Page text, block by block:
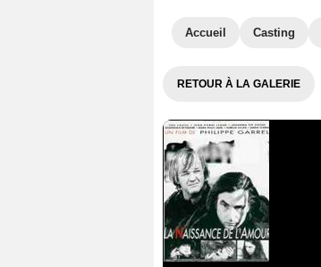
Accueil Casting
RETOUR À LA GALERIE